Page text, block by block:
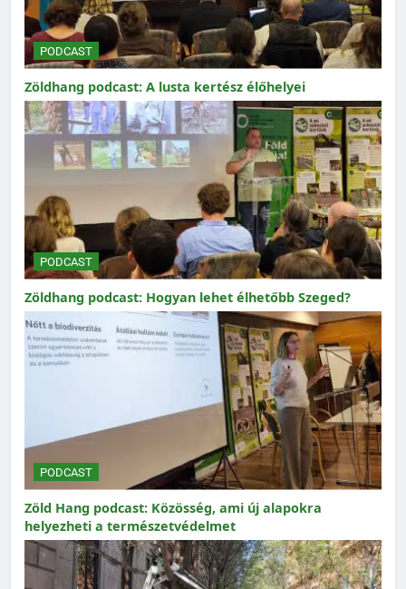
PODCAST
Zöldhang podcast: A lusta kertész élőhelyei
PODCAST
Zöldhang podcast: Hogyan lehet élhetőbb Szeged?
PODCAST
Zöld Hang podcast: Közösség, ami új alapokra
helyezheti a természetvédelmet